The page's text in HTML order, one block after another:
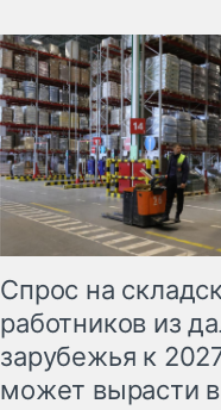
Спрос на
работников из
зарубежья к
может вырасти в